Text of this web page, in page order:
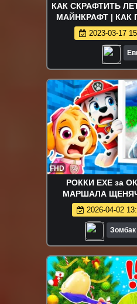
КАК СКРАФТИТЬ
МАЙНКРАФТ | КАК
ПЕГАС МОД |
2023-03-17
FHD
РОККИ EXE за
МАРШАЛА
2026-04-02